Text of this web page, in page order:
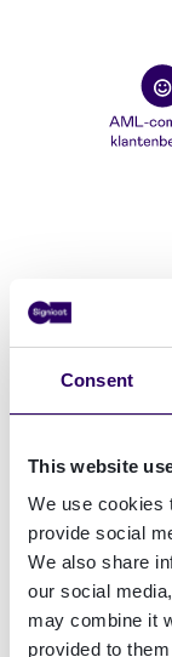
Consent
This website
We use cookies
provide social
We also share
our social
may combine it
provided to
Zo werkt
Met een
'rotte eieren'